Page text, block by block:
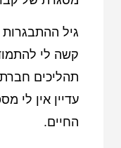
גיל
קשה לי
תהליכים
עדיין אין לי
החיים.